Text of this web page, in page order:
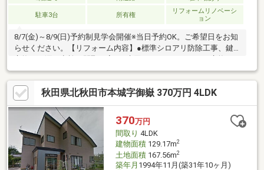
駐車3台 所有権
リフォームリノベーシ
ョン
8/7(金)～8/9(日)予約制見学会開催※当日予約OK。ご希望日をお知
らせください。【リフォーム内容】●標準シロアリ防除工事、鍵
ユニットバス交換、トイレ交換、洗面化粧台交換●内装クロス一
部張替【おすすめポイント】・雨漏り、構造上主要な部分の欠陥
や・腐食、給排水管の故障や漏水についてお引渡しより２年間保
証・シロアリ防除工事施工後5年間保証【周辺施設】・米内沢小学
校1.9kｍ（徒歩24分）・Aコープもりよし店様1.7kｍ（徒歩22分/
車4分）・ローソン北秋田米
秋田県北秋田市本城字御嶽 370万円 4LDK
370万円
間取り 4LDK
建物面積129.17m2
土地面積167.56m2
築年月 1994年11月(築31年10ヶ月)